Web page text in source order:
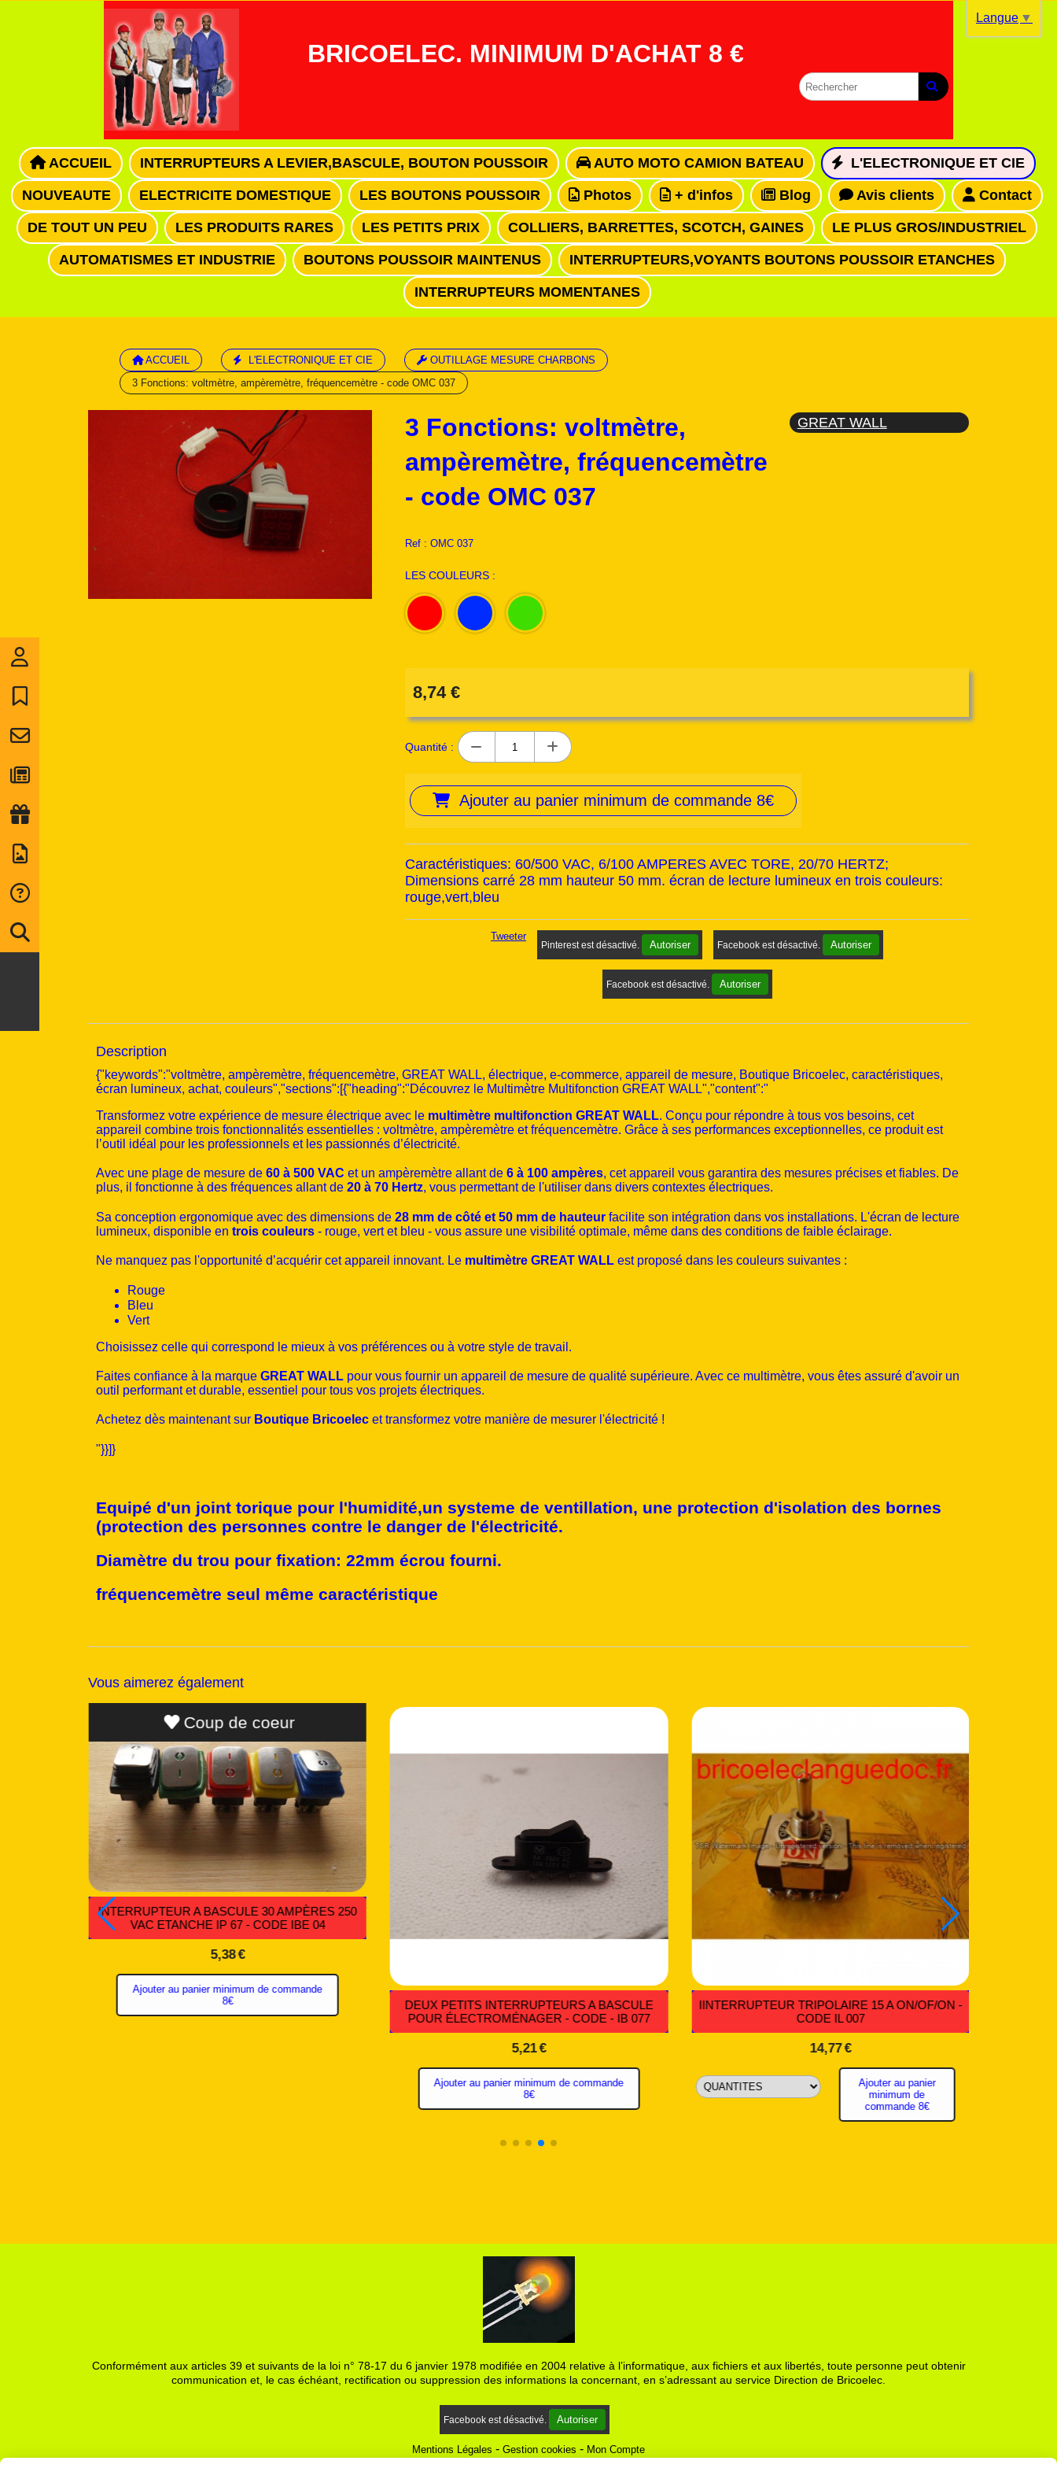
BRICOELEC. MINIMUM D'ACHAT 8 €
ACCUEIL INTERRUPTEURS A LEVIER,BASCULE, BOUTON POUSSOIR AUTO MOTO CAMION BATEAU L'ELECTRONIQUE ET CIE
NOUVEAUTE ELECTRICITE DOMESTIQUE LES BOUTONS POUSSOIR Photos + d'infos Blog Avis clients Contact
DE TOUT UN PEU LES PRODUITS RARES LES PETITS PRIX COLLIERS, BARRETTES, SCOTCH, GAINES LE PLUS GROS/INDUSTRIEL
AUTOMATISMES ET INDUSTRIE BOUTONS POUSSOIR MAINTENUS INTERRUPTEURS,VOYANTS BOUTONS POUSSOIR ETANCHES
INTERRUPTEURS MOMENTANES
ACCUEIL L'ELECTRONIQUE ET CIE
OUTILLAGE MESURE CHARBONS
3 Fonctions: voltmètre, ampèremètre, fréquencemètre - code OMC 037
3 Fonctions: voltmètre,
ampèremètre, fréquencemètre
- code OMC 037
GREAT WALL
Ref : OMC 037
LES COULEURS :
8,74€
Quantité :
Ajouter au panier minimum de commande 8€
Caractéristiques: 60/500 VAC, 6/100 AMPERES AVEC TORE, 20/70 HERTZ;
Dimensions carré 28 mm hauteur 50 mm. écran de lecture lumineux en trois couleurs:
rouge,vert,bleu
Tweeter
Pinterest est désactivé. Autoriser Facebook est désactivé. Autoriser
Facebook est désactivé. Autoriser
Description
{"keywords":"voltmètre, ampèremètre, fréquencemètre, GREAT WALL, électrique, e-commerce, appareil de mesure, Boutique Bricoelec, caractéristiques,
écran lumineux, achat, couleurs","sections":[{"heading":"Découvrez le Multimètre Multifonction GREAT WALL","content":"
Transformez votre expérience de mesure électrique avec le multimètre multifonction GREAT WALL. Conçu pour répondre à tous vos besoins, cet
appareil combine trois fonctionnalités essentielles : voltmètre, ampèremètre et fréquencemètre. Grâce à ses performances exceptionnelles, ce produit est
l’outil idéal pour les professionnels et les passionnés d’électricité.
Avec une plage de mesure de 60 à 500 VAC et un ampèremètre allant de 6 à 100 ampères, cet appareil vous garantira des mesures précises et fiables. De
plus, il fonctionne à des fréquences allant de 20 à 70 Hertz, vous permettant de l'utiliser dans divers contextes électriques.
Sa conception ergonomique avec des dimensions de 28 mm de côté et 50 mm de hauteur facilite son intégration dans vos installations. L'écran de lecture
lumineux, disponible en trois couleurs - rouge, vert et bleu - vous assure une visibilité optimale, même dans des conditions de faible éclairage.
Ne manquez pas l'opportunité d’acquérir cet appareil innovant. Le multimètre GREAT WALL est proposé dans les couleurs suivantes :
Rouge
Bleu
Vert
Choisissez celle qui correspond le mieux à vos préférences ou à votre style de travail.
Faites confiance à la marque GREAT WALL pour vous fournir un appareil de mesure de qualité supérieure. Avec ce multimètre, vous êtes assuré d'avoir un
outil performant et durable, essentiel pour tous vos projets électriques.
Achetez dès maintenant sur Boutique Bricoelec et transformez votre manière de mesurer l'électricité !
"}}]}
Equipé d'un joint torique pour l'humidité,un systeme de ventillation, une protection d'isolation des bornes
(protection des personnes contre le danger de l'électricité.
Diamètre du trou pour fixation: 22mm écrou fourni.
fréquencemètre seul même caractéristique
Vous aimerez également
IINTERRUPTEUR TRIPOLAIRE 15 A ON/OF/ON -
CODE IL 007
DÉTECTEUR DE PROXIMITÉ - CODE AUT 015
2,11€
Ajouter au panier
commande 8€
INTERRUPTEUR A BASCULE ÉLÉGANT - CODE
IB 035
3,58€
Ajouter au panier minimum de commande
Conformément aux articles 39 et suivants de la loi n° 78-17 du 6 janvier 1978 modifiée en 2004 relative à l’informatique, aux fichiers et aux libertés, toute personne peut obtenir
communication et, le cas échéant, rectification ou suppression des informations la concernant, en s’adressant au service Direction de Bricoelec.
Facebook est désactivé. Autoriser
Mentions Légales Gestion cookies Mon Compte
Langue ▼